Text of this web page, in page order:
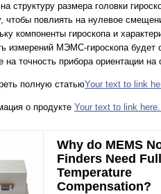
структуру размера головки
чтобы повлиять на нулевое
компоненты гироскопа и
измерений МЭМС-гироскопа будет
на точность прибора ориентации на
полную статьюYour text to link
о продукте Your text to link
Why do MEMS
Finders Need
Temperature
Compensation?